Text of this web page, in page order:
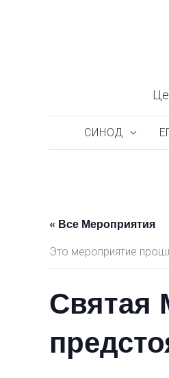
СИНОД
« Все Мероприятия
Это мероприятие
Святая